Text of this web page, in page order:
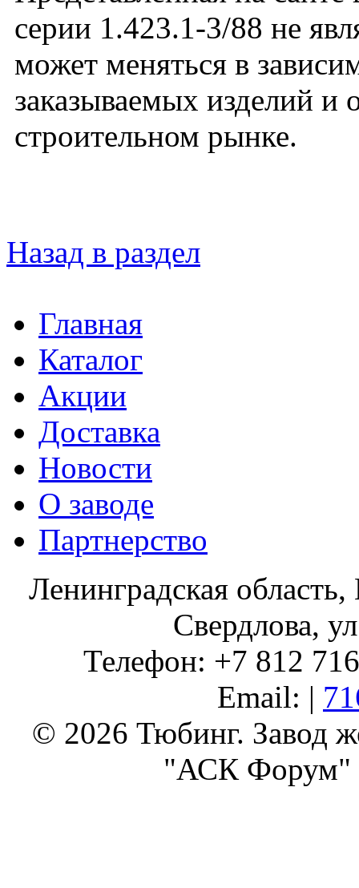
серии 1.423.1-3/88 не
может меняться в
заказываемых изделий и
строительном рынке.
Назад в раздел
Главная
Каталог
Акции
Доставка
Новости
О заводе
Партнерство
Ленинградская
Свердлова,
Телефон: +7 812
Email: |
© 2026 Тюбинг. Завод
"АСК Форум"